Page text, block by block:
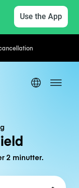
Use the App
2 minutter.